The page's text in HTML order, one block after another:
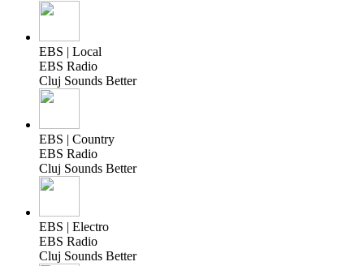
EBS | Local
EBS Radio
Cluj Sounds Better
EBS | Country
EBS Radio
Cluj Sounds Better
EBS | Electro
EBS Radio
Cluj Sounds Better